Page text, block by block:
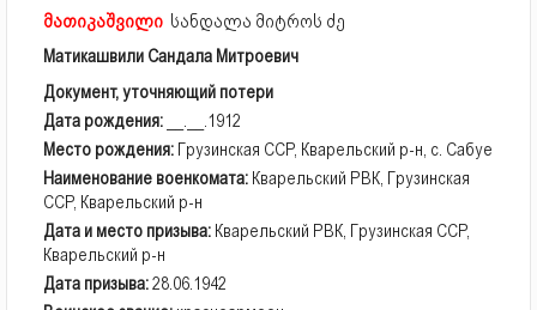
მათიკაშვილი სანდალა მიტროს ძე
Матикашвили Сандала Митроевич
Документ, уточняющий потери
Дата рождения: __.__.1912
Место рождения: Грузинская ССР, Кварельский р-н, с. Сабуе
Наименование военкомата: Кварельский РВК, Грузинская
ССР, Кварельский р-н
Дата и место призыва: Кварельский РВК, Грузинская ССР,
Кварельский р-н
Дата призыва:28.06.1942